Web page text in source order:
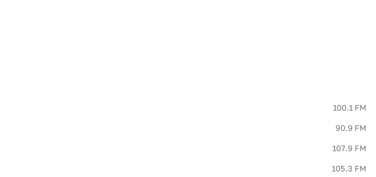
100.1 FM
90.9 FM
107.9 FM
105.3 FM